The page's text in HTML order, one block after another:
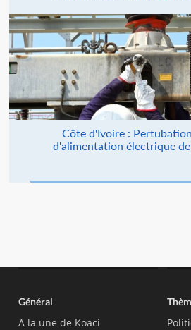
Côte d'Ivoire :
d'alimentation électrique
Général
A la une de Koaci